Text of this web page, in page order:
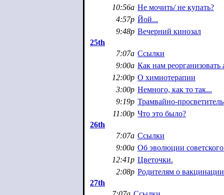
10:56a Не мочить/ не купать?
4:57p Йой...
9:48p Вечерний кинозал
25th
7:07a Ссылки
9:00a Как нам
12:00p О химиотерапии
3:00p Немного, как то так...
9:19p Трамвайно-
11:00p Что это было?
26th
7:07a Ссылки
9:00a Об эволюции
12:41p Цветочки.
2:08p Родителям о вакцинации
27th